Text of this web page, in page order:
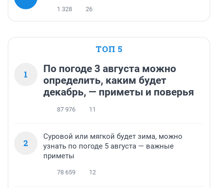
1 328 26
ТОП 5
1
По погоде 3 августа можно
определить, каким будет
декабрь, — приметы и поверья
87 976 11
2
Суровой или мягкой будет зима, можно
узнать по погоде 5 августа — важные
приметы
78 659 12